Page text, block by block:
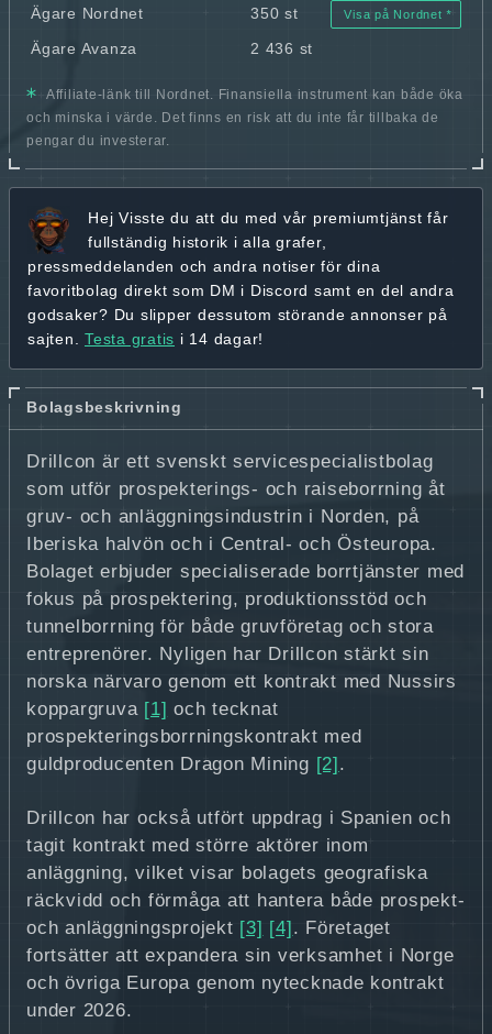
Ägare Nordnet
350 st Visa på Nordnet
Ägare Avanza 2 436 st
Affiliate-länk till Nordnet. Finansiella instrument kan både öka
och minska i värde. Det finns en risk att du inte får tillbaka de
pengar du investerar.
Hej Visste du att du med vår premiumtjänst får
fullständig historik i alla grafer,
pressmeddelanden och andra notiser för dina
favoritbolag direkt som DM i Discord samt en del andra
godsaker? Du slipper dessutom störande annonser på
sajten. Testa gratis i 14 dagar!
Bolagsbeskrivning
Drillcon är ett svenskt servicespecialistbolag
som utför prospekterings- och raiseborrning åt
gruv- och anläggningsindustrin i Norden, på
Iberiska halvön och i Central- och Östeuropa.
Bolaget erbjuder specialiserade borrtjänster med
fokus på prospektering, produktionsstöd och
tunnelborrning för både gruvföretag och stora
entreprenörer. Nyligen har Drillcon stärkt sin
norska närvaro genom ett kontrakt med Nussirs
koppargruva [1] och tecknat
prospekteringsborrningskontrakt med
guldproducenten Dragon Mining [2] .
Drillcon har också utfört uppdrag i Spanien och
tagit kontrakt med större aktörer inom
anläggning, vilket visar bolagets geografiska
räckvidd och förmåga att hantera både prospekt-
och anläggningsprojekt [3] [4] . Företaget
fortsätter att expandera sin verksamhet i Norge
och övriga Europa genom nytecknade kontrakt
under 2026.